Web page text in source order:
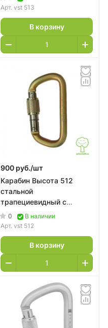
Арт. vst 513
В корзину
900 руб./шт
Карабин Высота 512
стальной
трапециевидный с
муфтой | Vento
0
В наличии
Арт. vst 512
В корзину